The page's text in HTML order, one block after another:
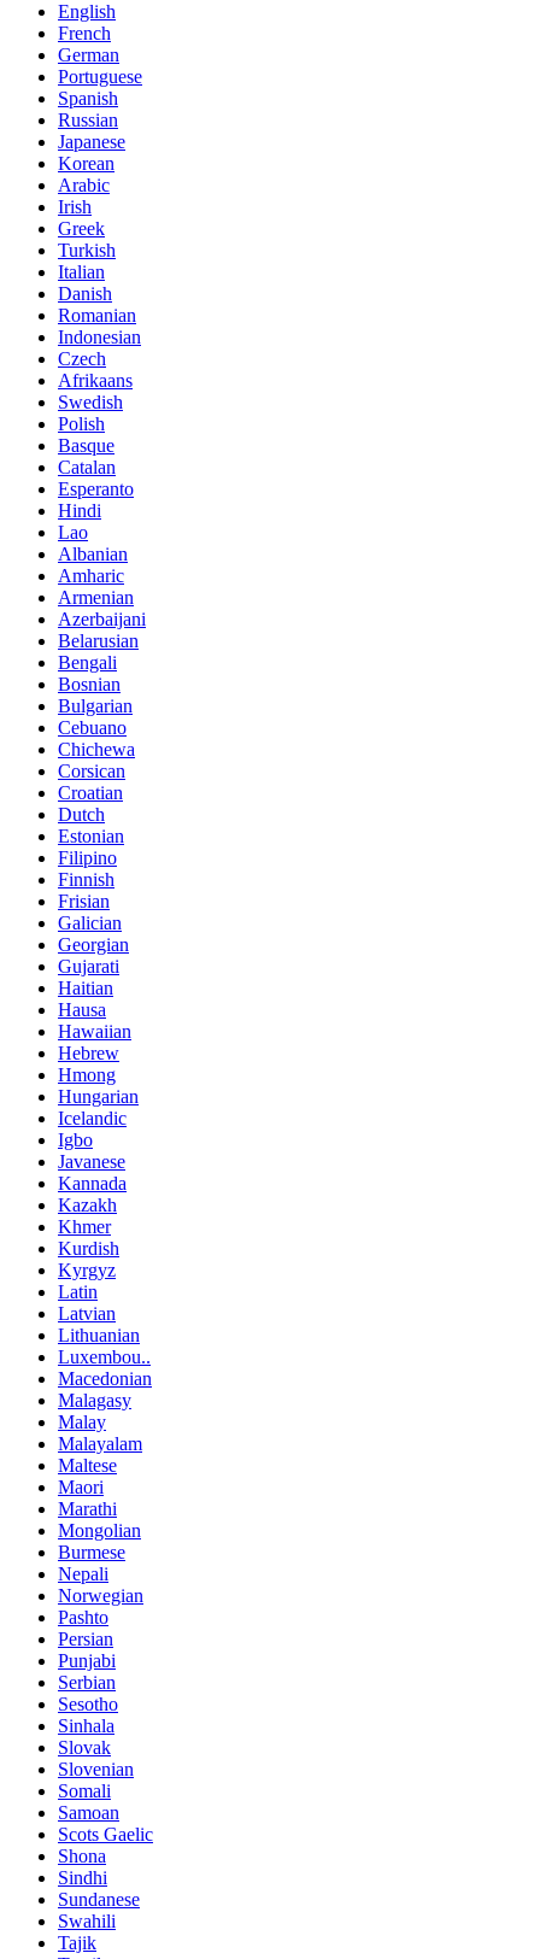
English
French
German
Portuguese
Spanish
Russian
Japanese
Korean
Arabic
Irish
Greek
Turkish
Italian
Danish
Romanian
Indonesian
Czech
Afrikaans
Swedish
Polish
Basque
Catalan
Esperanto
Hindi
Lao
Albanian
Amharic
Armenian
Azerbaijani
Belarusian
Bengali
Bosnian
Bulgarian
Cebuano
Chichewa
Corsican
Croatian
Dutch
Estonian
Filipino
Finnish
Frisian
Galician
Georgian
Gujarati
Haitian
Hausa
Hawaiian
Hebrew
Hmong
Hungarian
Icelandic
Igbo
Javanese
Kannada
Kazakh
Khmer
Kurdish
Kyrgyz
Latin
Latvian
Lithuanian
Luxembou..
Macedonian
Malagasy
Malay
Malayalam
Maltese
Maori
Marathi
Mongolian
Burmese
Nepali
Norwegian
Pashto
Persian
Punjabi
Serbian
Sesotho
Sinhala
Slovak
Slovenian
Somali
Samoan
Scots Gaelic
Shona
Sindhi
Sundanese
Swahili
Tajik